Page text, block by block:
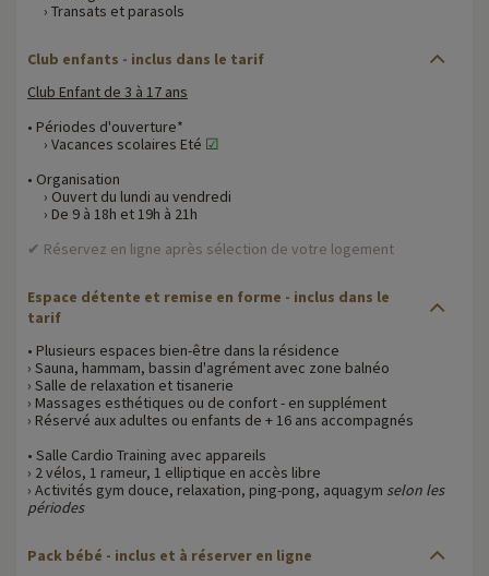
› Transats et parasols
Club enfants - inclus dans le tarif
Club Enfant de 3 à 17 ans
• Périodes d'ouverture*
› Vacances scolaires Eté ☑
• Organisation
› Ouvert du lundi au vendredi
› De 9 à 18h et 19h à 21h
✔ Réservez en ligne après sélection de votre logement
Espace détente et remise en forme - inclus dans le
tarif
• Plusieurs espaces bien-être dans la résidence
› Sauna, hammam, bassin d'agrément avec zone balnéo
› Salle de relaxation et tisanerie
› Massages esthétiques ou de confort - en supplément
› Réservé aux adultes ou enfants de + 16 ans accompagnés
• Salle Cardio Training avec appareils
› 2 vélos, 1 rameur, 1 elliptique en accès libre
› Activités gym douce, relaxation, ping-pong, aquagym selon les
périodes
Pack bébé - inclus et à réserver en ligne